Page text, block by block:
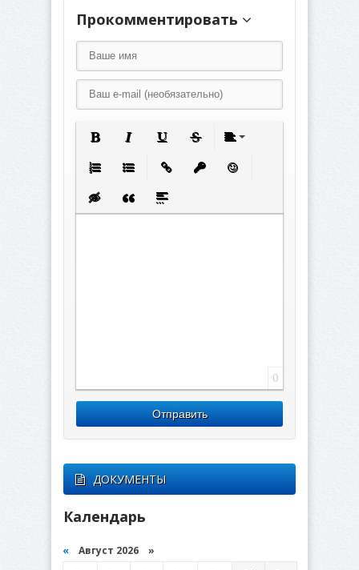
Прокомментировать
Вставка скрытого текста
Вставка цитаты
Вставка спойлера
0
Отправить
ДОКУМЕНТЫ
Календарь
« Август 2026 »